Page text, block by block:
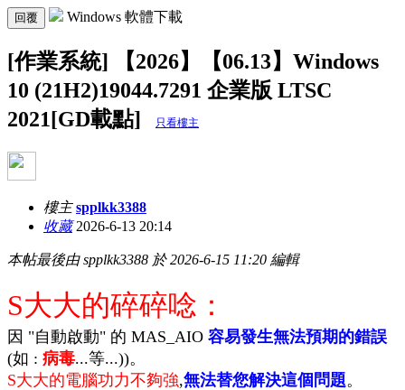
回覆 Windows 軟體下載
[作業系統] 【2026】【06.13】Windows
10 (21H2)19044.7291 企業版 LTSC
2021[GD載點]
只看樓主
樓主 spplkk3388
收藏2026-6-13 20:14
本帖最後由 spplkk3388 於 2026-6-15 11:20 編輯
S大大的碎碎唸：
因 "自動啟動" 的 MAS_AIO 容易發生無法預期的錯誤
(如 : 病毒...等...))。
S大大的電腦功力不夠強,無法替您解決這個問題。